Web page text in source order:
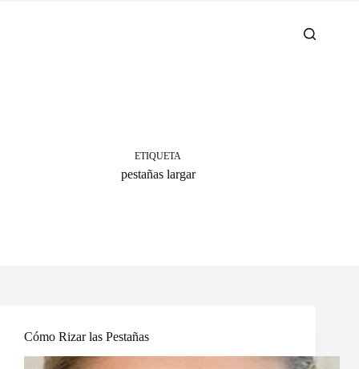
ETIQUETA
pestañas largar
Cómo Rizar las Pestañas